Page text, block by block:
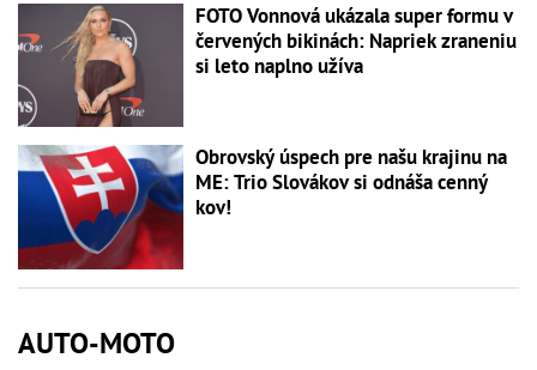
FOTO Vonnová ukázala super formu v
červených bikinách: Napriek zraneniu
si leto naplno užíva
Obrovský úspech pre našu krajinu na
ME: Trio Slovákov si odnáša cenný
kov!
AUTO-MOTO